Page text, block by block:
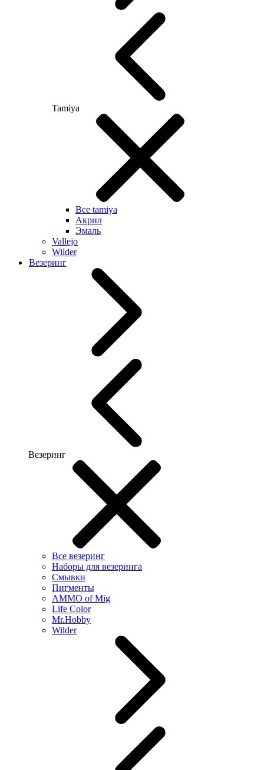
Tamiya
Все tamiya
Акрил
Эмаль
Vallejo
Wilder
Везеринг
Везеринг
Все везеринг
Наборы для везеринга
Смывки
Пигменты
AMMO of Mig
Life Color
Mr.Hobby
Wilder